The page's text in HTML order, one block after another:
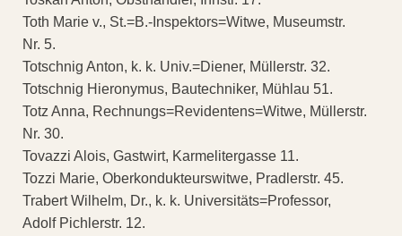
Toth Marie v., St.=B.-Inspektors=Witwe, Museumstr.
Nr. 5.
Totschnig Anton, k. k. Univ.=Diener, Müllerstr. 32.
Totschnig Hieronymus, Bautechniker, Mühlau 51.
Totz Anna, Rechnungs=Revidentens=Witwe, Müllerstr.
Nr. 30.
Tovazzi Alois, Gastwirt, Karmelitergasse 11.
Tozzi Marie, Oberkondukteurswitwe, Pradlerstr. 45.
Trabert Wilhelm, Dr., k. k. Universitäts=Professor,
Adolf Pichlerstr. 12.